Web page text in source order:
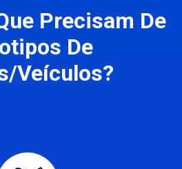
Precisam De
De
Veículos?